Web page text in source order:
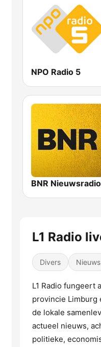
NPO Radio 5
BNR Nieuwsradio
L1 Radio
Divers Nieuws
L1 Radio fungeert
provincie Limburg
de lokale
actueel nieuws,
politieke,